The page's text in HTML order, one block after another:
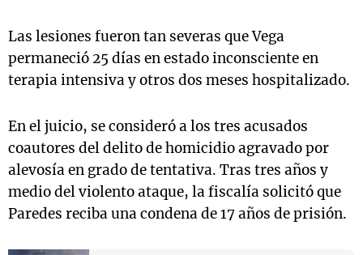
Las lesiones fueron tan severas que Vega
permaneció 25 días en estado inconsciente en
terapia intensiva y otros dos meses hospitalizado.
En el juicio, se consideró a los tres acusados
coautores del delito de homicidio agravado por
alevosía en grado de tentativa. Tras tres años y
medio del violento ataque, la fiscalía solicitó que
Paredes reciba una condena de 17 años de prisión.